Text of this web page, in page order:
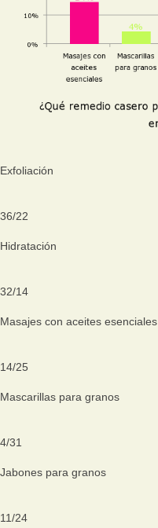
Exfoliación
36/22
Hidratación
32/14
Masajes con aceites esenciales
14/25
Mascarillas para granos
4/31
Jabones para granos
11/24